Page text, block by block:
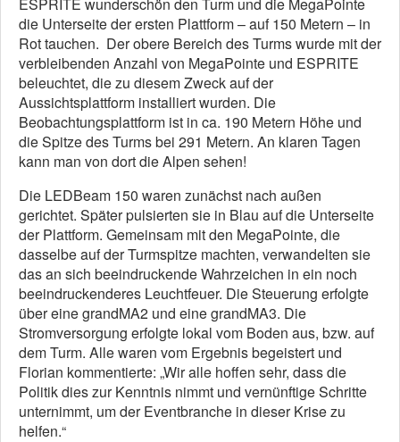
die Unterseite der ersten Plattform – auf 150 Metern – in
Rot tauchen. Der obere Bereich des Turms wurde mit der
verbleibenden Anzahl von MegaPointe und ESPRITE
beleuchtet, die zu diesem Zweck auf der
Aussichtsplattform installiert wurden. Die
Beobachtungsplattform ist in ca. 190 Metern Höhe und
die Spitze des Turms bei 291 Metern. An klaren Tagen
kann man von dort die Alpen sehen!
Die LEDBeam 150 waren zunächst nach außen
gerichtet. Später pulsierten sie in Blau auf die Unterseite
der Plattform. Gemeinsam mit den MegaPointe, die
dasselbe auf der Turmspitze machten, verwandelten sie
das an sich beeindruckende Wahrzeichen in ein noch
beeindruckenderes Leuchtfeuer. Die Steuerung erfolgte
über eine grandMA2 und eine grandMA3. Die
Stromversorgung erfolgte lokal vom Boden aus, bzw. auf
dem Turm. Alle waren vom Ergebnis begeistert und
Florian kommentierte: „Wir alle hoffen sehr, dass die
Politik dies zur Kenntnis nimmt und vernünftige Schritte
unternimmt, um der Eventbranche in dieser Krise zu
helfen.“